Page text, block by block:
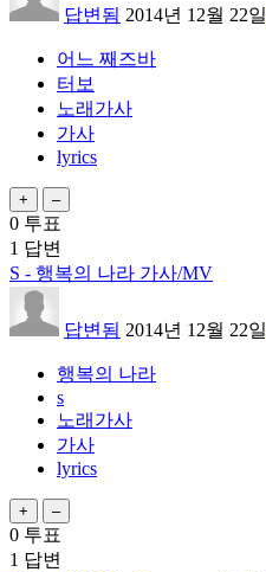
답변됨 2014년 12월 22일
어느 째즈바
터보
노래가사
가사
lyrics
0 투표
1 답변
S - 행복의 나라 가사/MV
답변됨 2014년 12월 22일
행복의 나라
s
노래가사
가사
lyrics
0 투표
1 답변